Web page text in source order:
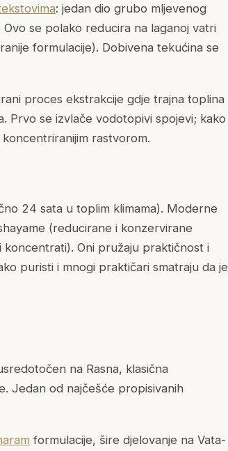
: jedan dio grubo mljevenog
se polako reducira na laganoj vatri
formulacije). Dobivena tekućina se
proces ekstrakcije gdje trajna toplina
Prvo se izvlače vodotopivi spojevi; kako
rastvorom.
24 sata u toplim klimama). Moderne
(reducirane i konzervirane
Oni pružaju praktičnost i
puristi i mnogi praktičari smatraju da je
na Rasna, klasična
Jedan od najčešće propisivanih
formulacije, šire djelovanje na Vata-